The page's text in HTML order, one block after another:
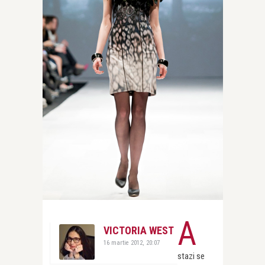
VICTORIA WEST
16 martie 2012, 20:07 A
stazi se